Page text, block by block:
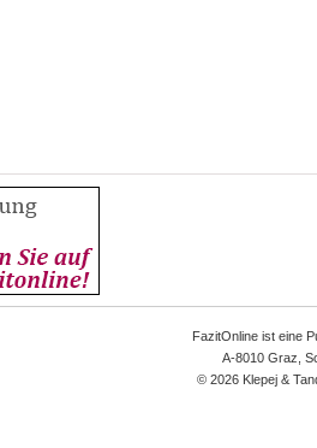
FazitOnline ist eine
A-8010 Graz,
© 2026 Klepej &